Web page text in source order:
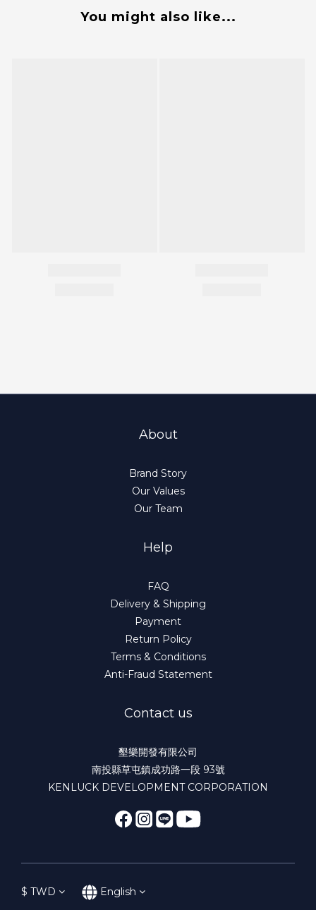
You might also like...
About
Brand Story
Our Values
Our Team
Help
FAQ
Delivery & Shipping
Payment
Return Policy
Terms & Conditions
Anti-Fraud Statement
Contact us
墾樂開發有限公司
南投縣草屯鎮成功路一段 93號
KENLUCK DEVELOPMENT CORPORATION
$ TWD English